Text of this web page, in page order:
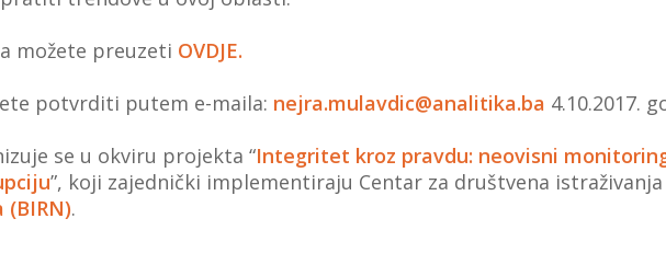
možete preuzeti OVDJE.
potvrditi putem e-maila: nejra.mulavdic@analitika.ba 4.10.2017.
se u okviru projekta “Integritet kroz pravdu: neovisni
”, koji zajednički implementiraju Centar za društvena istraživanja
.